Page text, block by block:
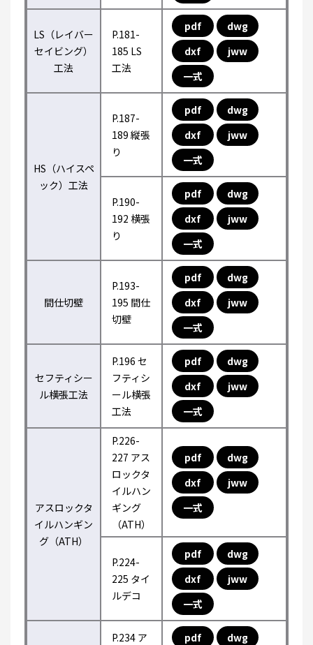
LS（レイバー
セイビング）
工法
P.181-
185 LS
工法
pdf
dwg
dxf
jww
一式
HS（ハイスペ
ック）工法
P.187-
189 縦張
り
pdf
dwg
dxf
jww
一式
P.190-
192 横張
り
pdf
dwg
dxf
jww
一式
間仕切壁
P.193-
195 間仕
切壁
pdf
dwg
dxf
jww
一式
セフティシー
ル横張工法
P.196 セ
フティシ
ール横張
工法
pdf
dwg
dxf
jww
一式
アスロックタ
イルハンギン
グ（ATH）
P.226-
227 アス
ロックタ
イルハン
ギング
（ATH）
pdf
dwg
dxf
jww
一式
P.224-
225 タイ
ルデコ
pdf
dwg
dxf
jww
一式
P.234 ア
pdf
dwg